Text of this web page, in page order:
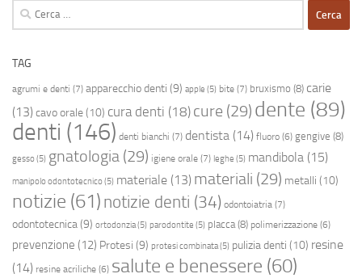
Ricerca
per:
TAG
agrumi e denti (7) apparecchio denti (9) apple (5) bite (7) bruxismo (8) carie
(13) cavo orale(10) cura denti (18) cure (29) dente (89)
denti (146) denti bianchi (7) dentista (14) fluoro (6) gengive (8)
gesso(5) gnatologia (29) igiene orale (7) leghe (5) mandibola (15)
manipolo odontotecnico(5) materiale (13) materiali (29) metalli (10)
notizie (61) notizie denti (34) odontoiatria (7)
odontotecnica (9) ortodonzia(5) parodontite (5) placca(8) polimerizzazione (6)
prevenzione (12) Protesi (9) protesi combinata(5) pulizia denti (10) resine
(14) resine acriliche (6) salute e benessere (60)